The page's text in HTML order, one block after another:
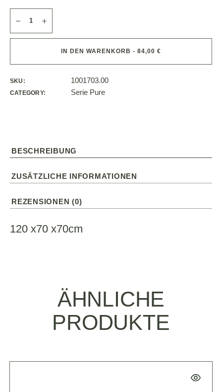
IN DEN WARENKORB - 84,00 €
SKU: 1001703.00
CATEGORY: Serie Pure
BESCHREIBUNG
ZUSÄTZLICHE INFORMATIONEN
REZENSIONEN (0)
120 x70 x70cm
ÄHNLICHE
PRODUKTE